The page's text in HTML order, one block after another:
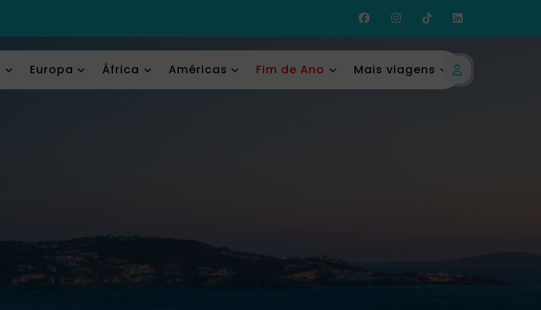
Europa África Américas Fim de Ano Mais viagens
Login